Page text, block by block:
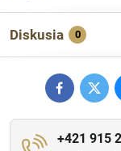
Diskusia 0
Facebook
+421 915